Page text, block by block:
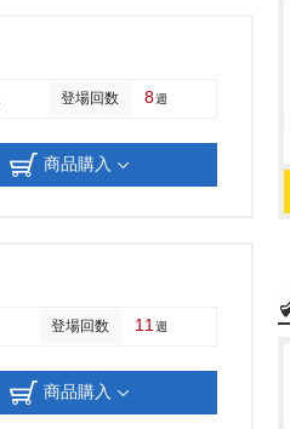
登場回数 8週
商品購入
登場回数 11 週
商品購入